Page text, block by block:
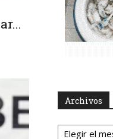
Archivos
Archivos